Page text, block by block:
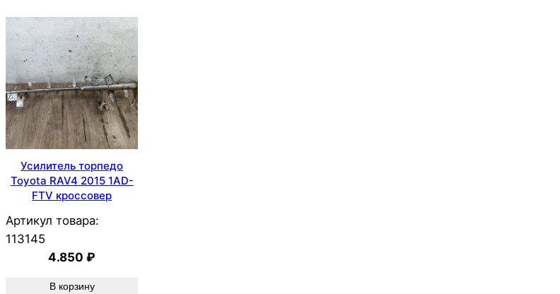
Усилитель торпедо
Toyota RAV4 2015 1AD-
FTV кроссовер
Артикул товара:
113145
4.850₽
В корзину